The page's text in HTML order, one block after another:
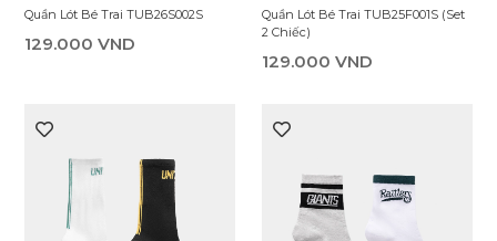
Quần Lót Bé Trai TUB26S002S
129.000 VND
Quần Lót Bé Trai TUB25F001S (Set
2 Chiếc)
129.000 VND